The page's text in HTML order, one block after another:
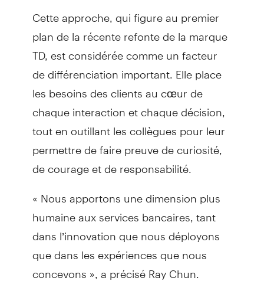
Cette approche, qui figure au premier
plan de la récente refonte de la marque
TD, est considérée comme un facteur
de différenciation important. Elle place
les besoins des clients au cœur de
chaque interaction et chaque décision,
tout en outillant les collègues pour leur
permettre de faire preuve de curiosité,
de courage et de responsabilité.
« Nous apportons une dimension plus
humaine aux services bancaires, tant
dans l’innovation que nous déployons
que dans les expériences que nous
concevons », a précisé Ray Chun.